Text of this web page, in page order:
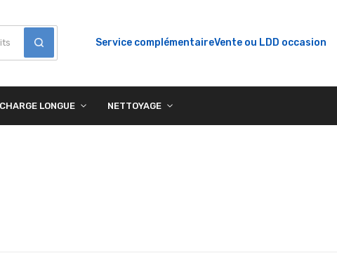
Service complémentaireVente ou LDD occasion
CHARGE LONGUE NETTOYAGE